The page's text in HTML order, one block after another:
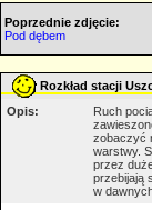
Poprzednie zdjęcie:
Pod dębem
Rozkład stacji
Opis:
Ruch
zobaczyć
warstwy.
przez
przebijają
w